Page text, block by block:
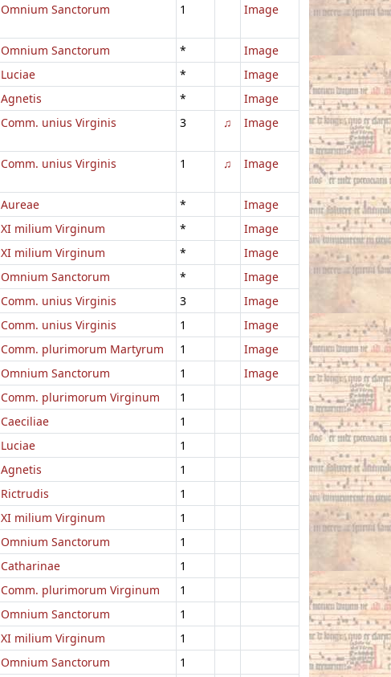
Omnium Sanctorum 1 Image
Omnium Sanctorum *
Image
Luciae *
Image
Agnetis *
Image
Comm. unius Virginis 3 ♫ Image
Comm. unius Virginis 1 ♫ Image
Aureae *
Image
XI milium Virginum *
Image
XI milium Virginum *
Image
Omnium Sanctorum *
Image
Comm. unius Virginis 3
Image
Comm. unius Virginis 1
Image
Comm. plurimorum Martyrum 1
Image
Omnium Sanctorum 1
Image
Comm. plurimorum Virginum
1
Caeciliae
1
Luciae
1
Agnetis
1
Rictrudis
1
XI milium Virginum
1
Omnium Sanctorum
1
Catharinae
1
Comm. plurimorum Virginum
1
Omnium Sanctorum
1
XI milium Virginum
1
Omnium Sanctorum
1